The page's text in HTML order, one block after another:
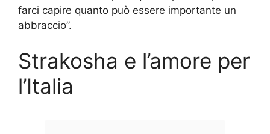
farci capire quanto può essere importante un
abbraccio”.
Strakosha e l’amore per
l’Italia